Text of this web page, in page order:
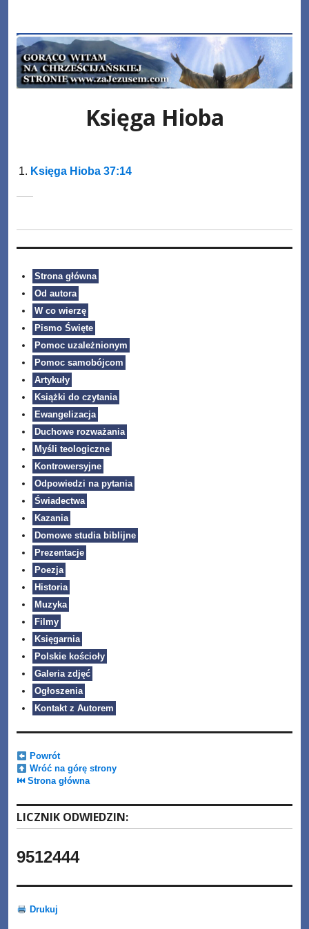
content
www.zaJezusem.com
Księga Hioba
Księga Hioba 37:14
Strona główna
Od autora
W co wierzę
Pismo Święte
Pomoc uzależnionym
Pomoc samobójcom
Artykuły
Książki do czytania
Ewangelizacja
Duchowe rozważania
Myśli teologiczne
Kontrowersyjne
Odpowiedzi na pytania
Świadectwa
Kazania
Domowe studia biblijne
Prezentacje
Poezja
Historia
Muzyka
Filmy
Księgarnia
Polskie kościoły
Galeria zdjęć
Ogłoszenia
Kontakt z Autorem
Powrót
Wróć na górę strony
⏮ Strona główna
LICZNIK ODWIEDZIN:
9512444
Drukuj